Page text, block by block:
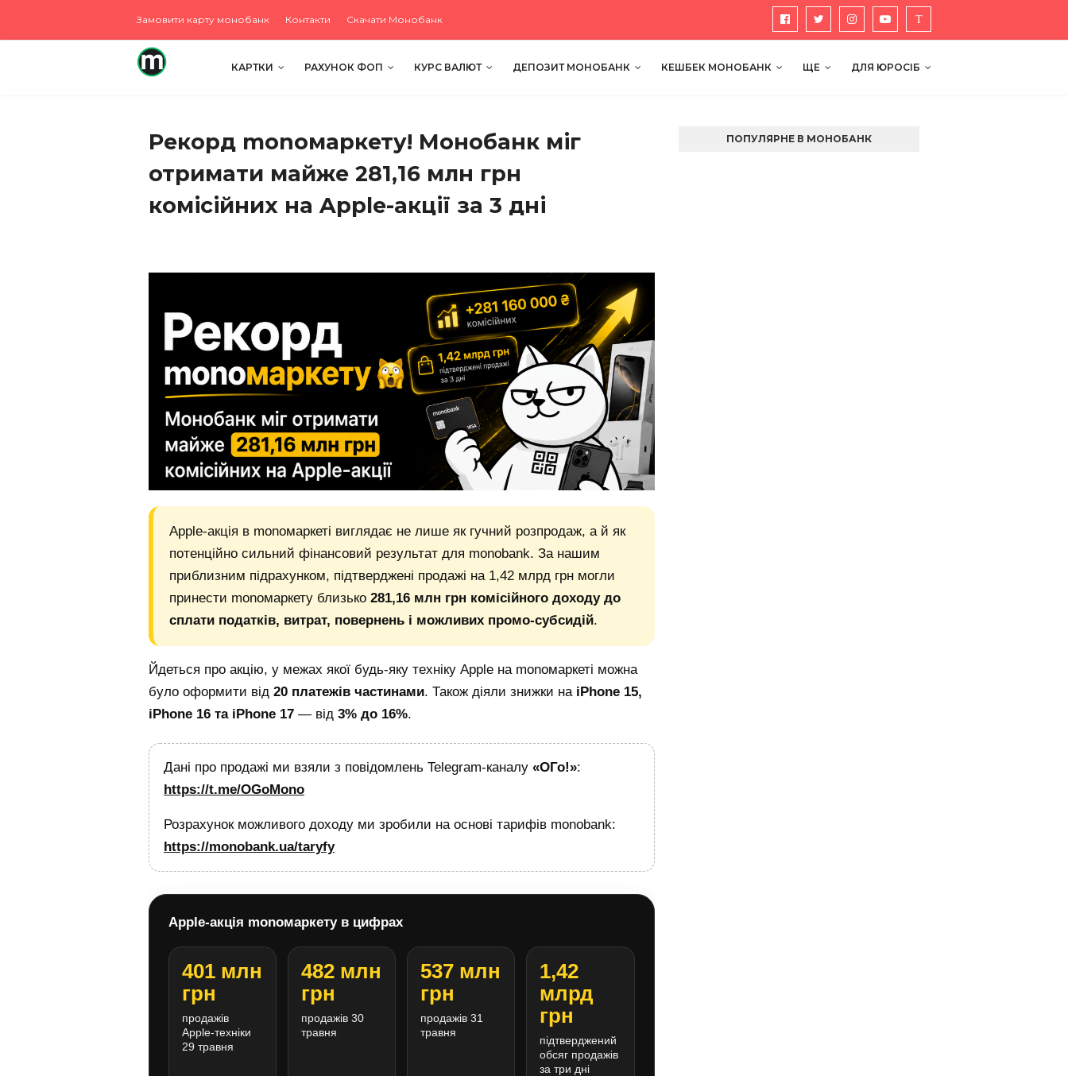
Замовити карту монобанк Контакти Скачати Монобанк
КАРТКИ РАХУНОК ФОП КУРС ВАЛЮТ ДЕПОЗИТ МОНОБАНК КЕШБЕК МОНОБАНК ЩЕ ДЛЯ ЮРОСІБ
Рекорд monoмаркету! Монобанк міг
отримати майже 281,16 млн грн
комісійних на Apple-акції за 3 дні
Apple-акція в monoмаркеті виглядає не лише як гучний розпродаж, а й як
потенційно сильний фінансовий результат для monobank. За нашим
приблизним підрахунком, підтверджені продажі на 1,42 млрд грн могли
принести monoмаркету близько 281,16 млн грн комісійного доходу до
сплати податків, витрат, повернень і можливих промо-субсидій.
Йдеться про акцію, у межах якої будь-яку техніку Apple на monoмаркеті можна
було оформити від 20 платежів частинами. Також діяли знижки на iPhone 15,
iPhone 16 та iPhone 17 — від 3% до 16%.
Дані про продажі ми взяли з повідомлень Telegram-каналу «ОГо!»:
https://t.me/OGoMono
Розрахунок можливого доходу ми зробили на основі тарифів monobank:
https://monobank.ua/taryfy
Apple-акція monoмаркету в цифрах
401 млн
грн
продажів
Apple-техніки
29 травня
482 млн
грн
продажів 30
травня
537 млн
грн
продажів 31
травня
1,42
млрд
грн
підтверджений
обсяг продажів
за три дні
ПОПУЛЯРНЕ В МОНОБАНК